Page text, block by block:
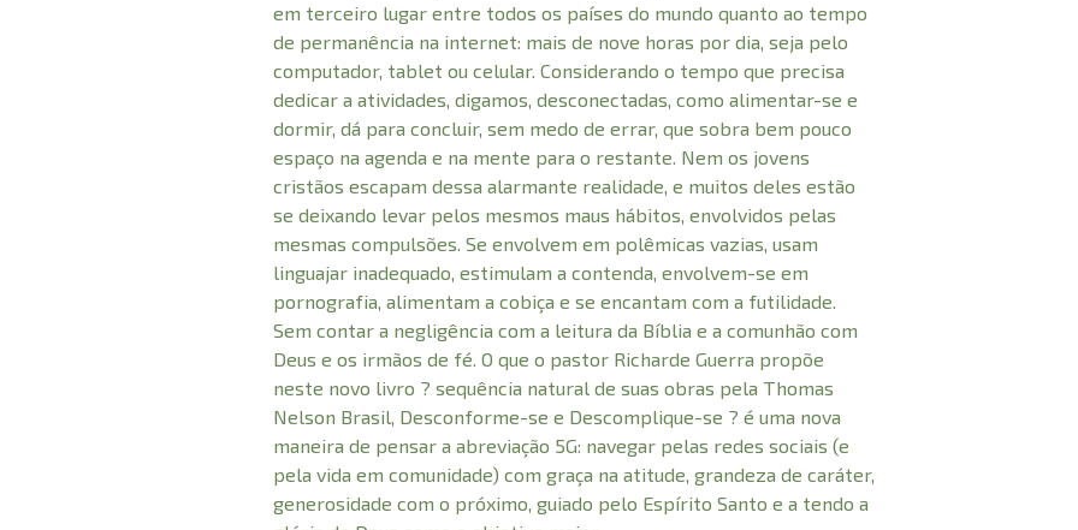
em terceiro lugar entre todos os países do mundo quanto ao tempo
de permanência na internet: mais de nove horas por dia, seja pelo
computador, tablet ou celular. Considerando o tempo que precisa
dedicar a atividades, digamos, desconectadas, como alimentar-se e
dormir, dá para concluir, sem medo de errar, que sobra bem pouco
espaço na agenda e na mente para o restante. Nem os jovens
cristãos escapam dessa alarmante realidade, e muitos deles estão
se deixando levar pelos mesmos maus hábitos, envolvidos pelas
mesmas compulsões. Se envolvem em polêmicas vazias, usam
linguajar inadequado, estimulam a contenda, envolvem-se em
pornografia, alimentam a cobiça e se encantam com a futilidade.
Sem contar a negligência com a leitura da Bíblia e a comunhão com
Deus e os irmãos de fé. O que o pastor Richarde Guerra propõe
neste novo livro ? sequência natural de suas obras pela Thomas
Nelson Brasil, Desconforme-se e Descomplique-se ? é uma nova
maneira de pensar a abreviação 5G: navegar pelas redes sociais (e
pela vida em comunidade) com graça na atitude, grandeza de caráter,
generosidade com o próximo, guiado pelo Espírito Santo e a tendo a